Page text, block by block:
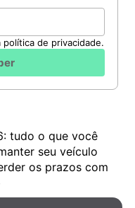
de privacidade.
tudo o que você
seu veículo
os prazos com